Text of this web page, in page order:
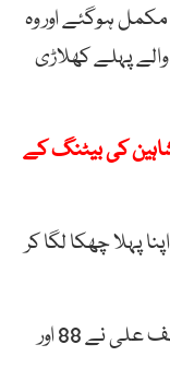
ایل میں 100 چھکے مکمل ہوگئے اور وہ
پہلے کھلاڑی
کی بیٹنگ کے
فائنل میں اپنا پہلا چھکا لگا کر
پی ایس ایل میں کامران اکمل نے 89، آصف علی نے 88 اور